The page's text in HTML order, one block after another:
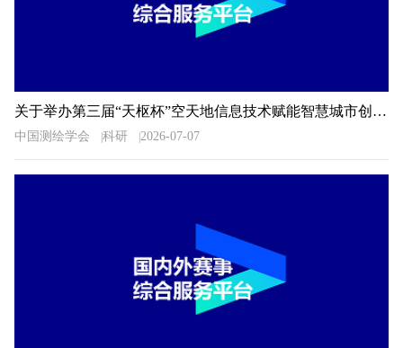
关于举办第三届“天枢杯”空天地信息技术赋能智慧城市创新应用大赛的通知
中国测绘学会 科研 2026-07-07